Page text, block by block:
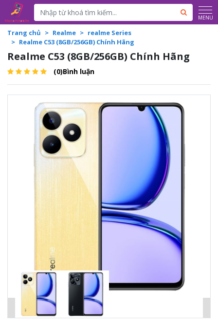
Powered by Translate MENU
Trang chủ Realme
realme Series
Realme C53 (8GB/256GB) Chính Hãng
Realme C53 (8GB/256GB) Chính Hãng
(0)Bình luận